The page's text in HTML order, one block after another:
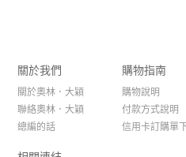
關於我們
關於奧林．大穎
聯絡奧林．大穎
總編的話
購物指南
購物說明
付款方式說明
信用卡訂購單